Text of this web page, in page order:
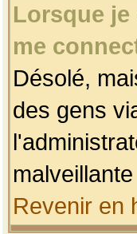
Lorsque
me
Désolé,
des gens
Revenir en